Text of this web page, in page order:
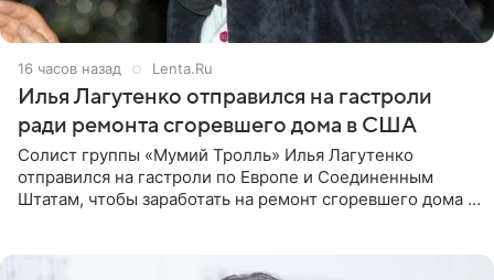
16 часов назад Lenta.Ru
Илья Лагутенко отправился на гастроли
ради ремонта сгоревшего дома в США
Солист группы «Мумий Тролль» Илья Лагутенко
отправился на гастроли по Европе и Соединенным
Штатам, чтобы заработать на ремонт сгоревшего дома в